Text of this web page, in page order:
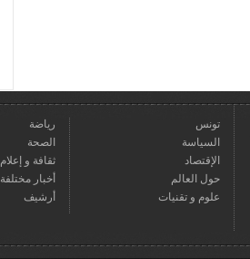
تونس
السياسة
الإقتصاد
حول العالم
علوم و تقنيات
رياضة
الصحة
ثقافة و إعلام
أخبار مختلفة
أرشيف